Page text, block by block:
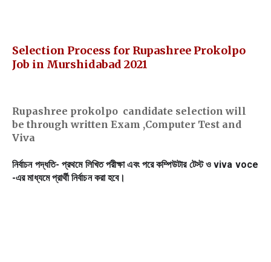
Selection Process for Rupashree Prokolpo
Job in Murshidabad 2021
Rupashree prokolpo candidate selection will
be through written Exam ,Computer Test and
Viva
নির্বাচন পদ্ধতি- প্রথমে লিখিত পরীক্ষা এবং পরে কম্পিউটার টেস্ট ও viva voce
-এর মাধ্যমে প্রার্থী নির্বাচন করা হবে।